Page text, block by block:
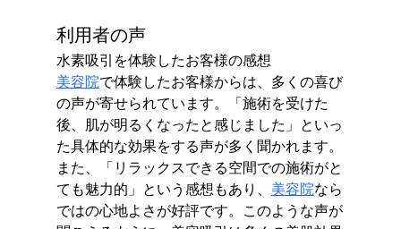
利用者の声
水素吸引を体験したお客様の感想
美容院で体験したお客様からは、多くの喜び
の声が寄せられています。「施術を受けた
後、肌が明るくなったと感じました」といっ
た具体的な効果をする声が多く聞かれます。
また、「リラックスできる空間での施術がと
ても魅力的」という感想もあり、 美容院なら
ではの心地よさが好評です。このような声が